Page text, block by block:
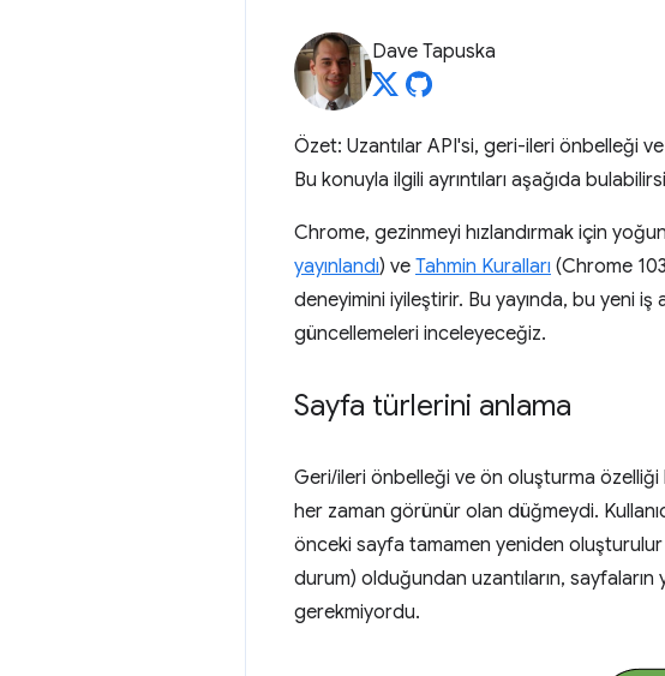
Dave Tapuska
Özet: Uzantılar API'si, geri-ileri önbelleği
Bu konuyla ilgili ayrıntıları aşağıda
Chrome, gezinmeyi hızlandırmak için
yayınlandı) ve Tahmin Kuralları (Chrome
deneyimini iyileştirir. Bu yayında, bu yeni iş
güncellemeleri inceleyeceğiz.
Sayfa türlerini anlama
Geri/ileri önbelleği ve ön oluşturma özelliği
her zaman görünür olan düğmeydi.
önceki sayfa tamamen yeniden
durum) olduğundan uzantıların,
gerekmiyordu.